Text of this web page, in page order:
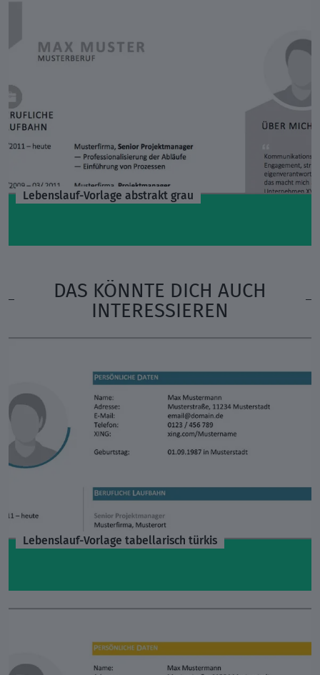
Lebenslauf-Vorlage abstrakt grau
DAS KÖNNTE DICH AUCH
INTERESSIEREN
Lebenslauf-Vorlage tabellarisch türkis